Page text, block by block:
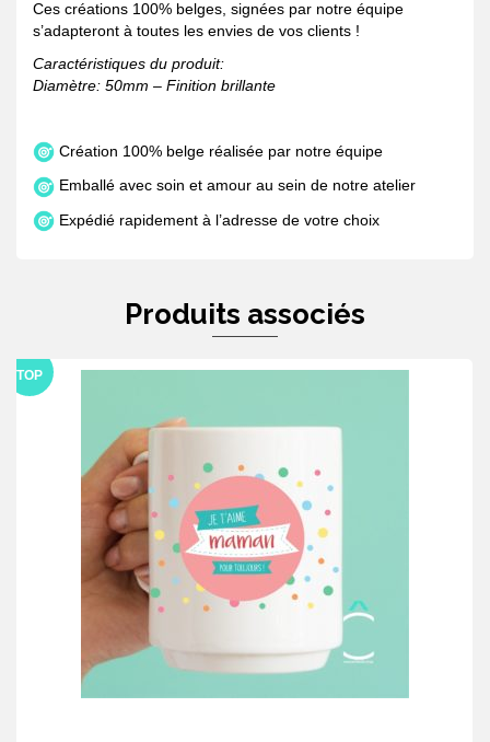
Ces créations 100% belges, signées par notre équipe
s’adapteront à toutes les envies de vos clients !
Caractéristiques du produit:
Diamètre: 50mm – Finition brillante
Création 100% belge réalisée par notre équipe
Emballé avec soin et amour au sein de notre atelier
Expédié rapidement à l’adresse de votre choix
Produits associés
TOP